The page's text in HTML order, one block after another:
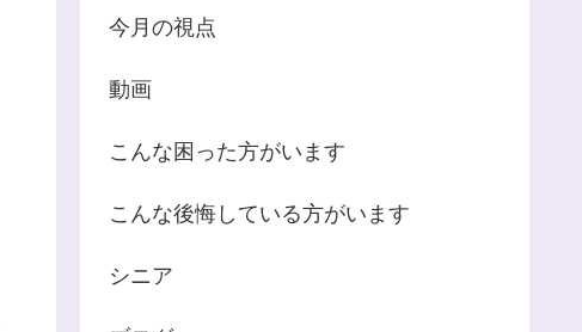
今月の視点
動画
こんな困った方がいます
こんな後悔している方がいます
シニア